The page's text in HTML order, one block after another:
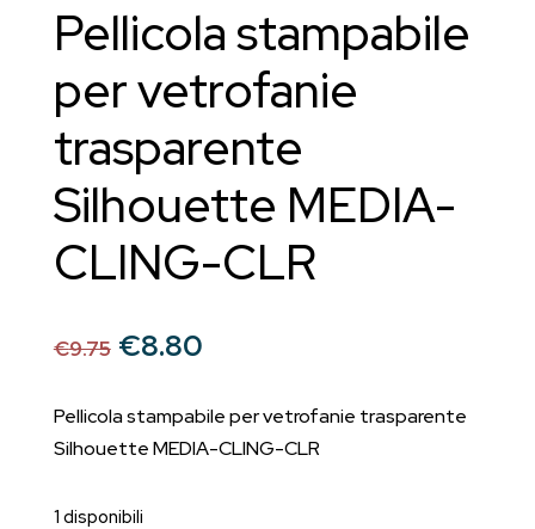
Pellicola stampabile
per vetrofanie
trasparente
Silhouette MEDIA-
CLING-CLR
€9.75 Il
originale
era:
€8.80Il
attuale
è:
Pellicola stampabile per vetrofanie trasparente
Silhouette MEDIA-CLING-CLR
1 disponibili